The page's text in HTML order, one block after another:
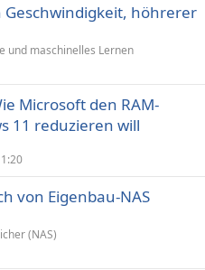
Geschwindigkeit, höhrerer
und maschinelles Lernen
Microsoft den RAM-
11 reduzieren will
von Eigenbau-NAS
(NAS)